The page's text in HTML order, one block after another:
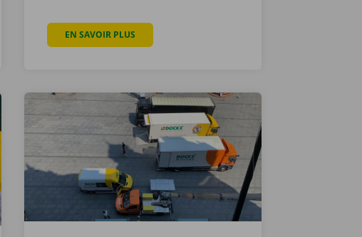
EN SAVOIR PLUS